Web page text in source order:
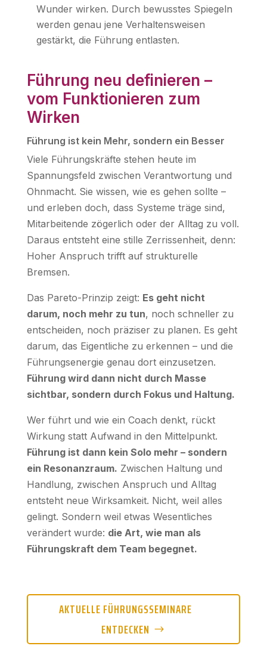
Wunder wirken. Durch bewusstes Spiegeln
werden genau jene Verhaltensweisen
gestärkt, die Führung entlasten.
Führung neu definieren –
vom Funktionieren zum
Wirken
Führung ist kein Mehr, sondern ein Besser
Viele Führungskräfte stehen heute im
Spannungsfeld zwischen Verantwortung und
Ohnmacht. Sie wissen, wie es gehen sollte –
und erleben doch, dass Systeme träge sind,
Mitarbeitende zögerlich oder der Alltag zu voll.
Daraus entsteht eine stille Zerrissenheit, denn:
Hoher Anspruch trifft auf strukturelle
Bremsen.
Das Pareto-Prinzip zeigt: Es geht nicht
darum, noch mehr zu tun, noch schneller zu
entscheiden, noch präziser zu planen. Es geht
darum, das Eigentliche zu erkennen – und die
Führungsenergie genau dort einzusetzen.
Führung wird dann nicht durch Masse
sichtbar, sondern durch Fokus und Haltung.
Wer führt und wie ein Coach denkt, rückt
Wirkung statt Aufwand in den Mittelpunkt.
Führung ist dann kein Solo mehr – sondern
ein Resonanzraum. Zwischen Haltung und
Handlung, zwischen Anspruch und Alltag
entsteht neue Wirksamkeit. Nicht, weil alles
gelingt. Sondern weil etwas Wesentliches
verändert wurde: die Art, wie man als
Führungskraft dem Team begegnet.
AKTUELLE FÜHRUNGSSEMINARE
ENTDECKEN